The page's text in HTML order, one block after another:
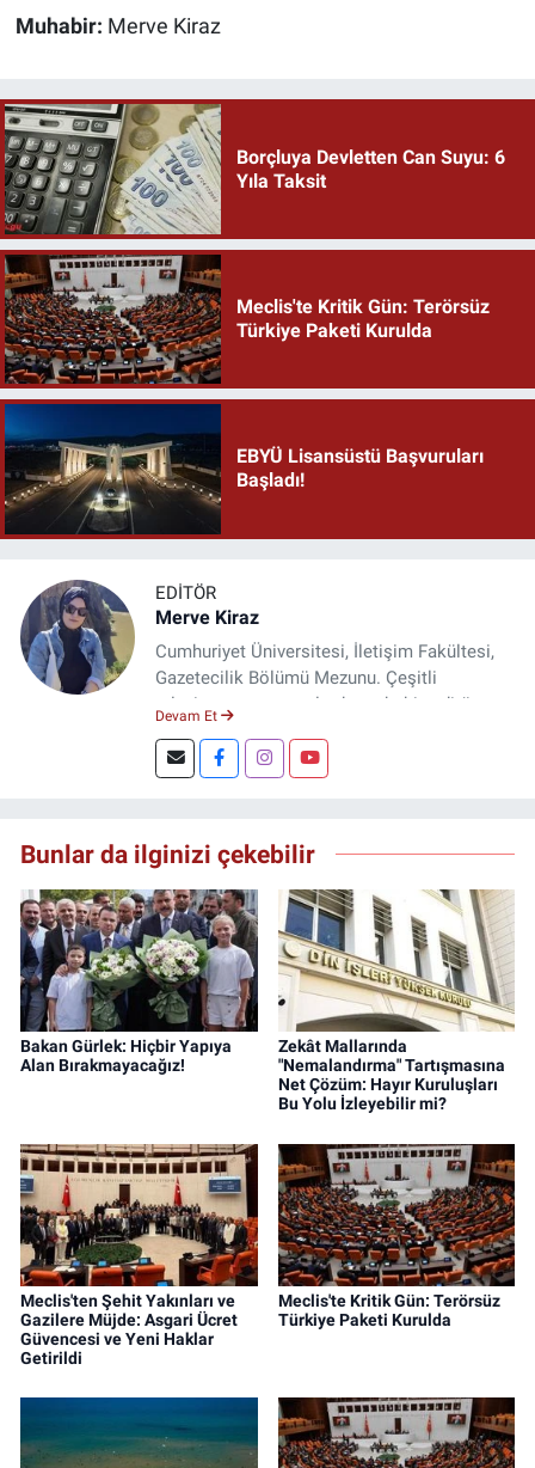
Muhabir: Merve Kiraz
Borçluya Devletten Can Suyu: 6
Yıla Taksit
Meclis'te Kritik Gün: Terörsüz
Türkiye Paketi Kurulda
EBYÜ Lisansüstü Başvuruları
Başladı!
EDITÖR
Merve Kiraz
Cumhuriyet Üniversitesi, İletişim Fakültesi,
Gazetecilik Bölümü Mezunu. Çeşitli
televizyon ve gazetelerde muhabir, editör,
Şuan, www.dogugazetesi.com adlı haber
sitesinin Yazı İşleri Müdürlüğünü yürütmekte.
Devam Et
Bunlar da ilginizi çekebilir
Bakan Gürlek: Hiçbir Yapıya
Alan Bırakmayacağız!
Zekât Mallarında
"Nemalandırma" Tartışmasına
Net Çözüm: Hayır Kuruluşları
Bu Yolu İzleyebilir mi?
Meclis'ten Şehit Yakınları ve
Gazilere Müjde: Asgari Ücret
Güvencesi ve Yeni Haklar
Getirildi
Meclis'te Kritik Gün: Terörsüz
Türkiye Paketi Kurulda